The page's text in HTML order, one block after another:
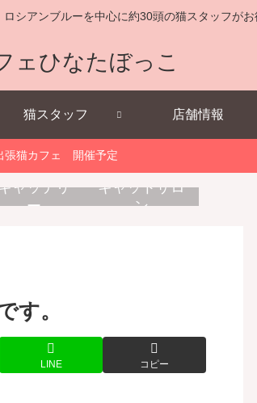
シアンブルーを中心に約30頭の猫スタッフがお
猫スタッフ 店舗情報
張猫カフェ 開催予定
ャッテリ
ー
キャットサロ
ン
す。
LINE コピー